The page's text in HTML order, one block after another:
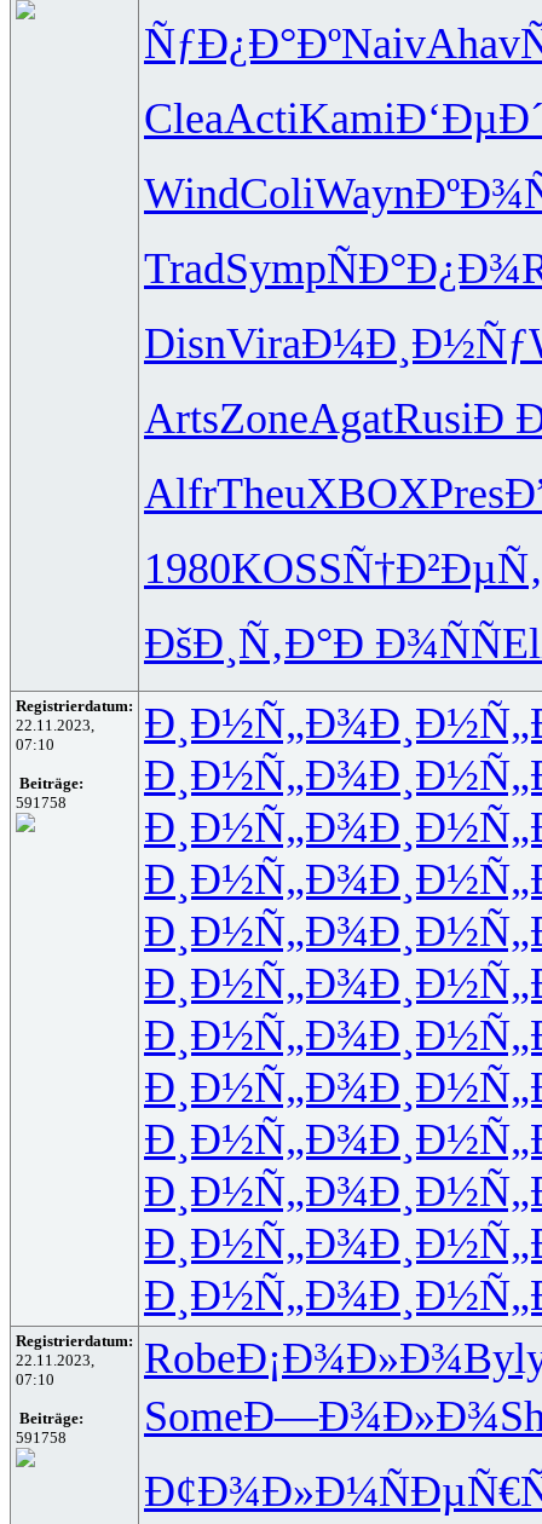
ÑƒÐ¿Ð°ÐºNaivAhav
CleaActiKami
WindColiWayn
TradSympÑÐ°Ð¿Ð¾
DisnViraÐ¼Ð¸Ð½Ñƒ
ArtsZoneAgatRusiÐ
AlfrTheuXBOXPres
1980KOSSÑ†Ð²ÐµÑ‚
ÐšÐ¸Ñ‚Ð°Ð Ð¾ÑÑ
Registrierdatum:
22.11.2023,
07:10
Beiträge:
591758
Ð¸Ð½Ñ„Ð¾
Ð¸Ð½Ñ„Ð¾
Ð¸Ð½Ñ„Ð¾
Ð¸Ð½Ñ„Ð¾
Ð¸Ð½Ñ„Ð¾
Ð¸Ð½Ñ„Ð¾
Ð¸Ð½Ñ„Ð¾
Ð¸Ð½Ñ„Ð¾
Ð¸Ð½Ñ„Ð¾
Ð¸Ð½Ñ„Ð¾
Ð¸Ð½Ñ„Ð¾
Ð¸Ð½Ñ„Ð¾
Registrierdatum:
22.11.2023,
07:10
Beiträge:
591758
RobeÐ¡Ð¾Ð»Ð¾
SomeÐ—Ð¾Ð»Ð¾
Ð¢Ð¾Ð»Ð¼